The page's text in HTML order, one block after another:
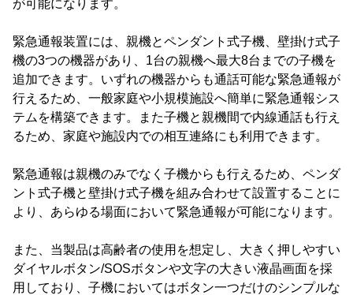
が可能になります。
緊急通報装置には、親機とペンダント式子機、壁掛け式子
機の3つの機器があり、1台の親機へ最大8台までの子機を
追加できます。いずれの機器からも通話可能な緊急通報が
行えるため、一般家庭や小規模施設へ簡単に緊急通報シス
テムを構築できます。また子機と親機間で内線通話も行え
るため、家庭や施設内での相互連絡にも利用できます。
緊急通報は親機のみでなく子機からも行えるため、ペンダ
ント式子機と壁掛け式子機を組み合わせて設置することに
より、あらゆる場面において緊急通報が可能になります。
また、当製品は高齢者の使用を想定し、大きく押しやすい
ダイヤルボタン/SOSボタンや文字の大きい液晶画面を採
用しており、子機においてはボタン一つだけのシンプルな